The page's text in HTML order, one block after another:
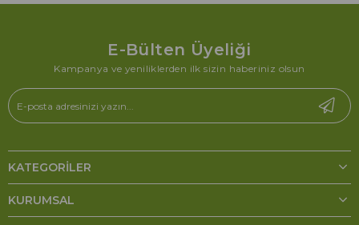
E-Bülten Üyeliği
Kampanya ve yeniliklerden ilk sizin haberiniz olsun
KATEGORILER
KURUMSAL